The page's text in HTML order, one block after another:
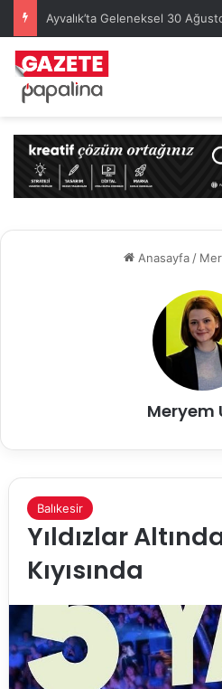
Anasayfa /
Meryem
Balıkesir
Yıldızlar
Kıyısında